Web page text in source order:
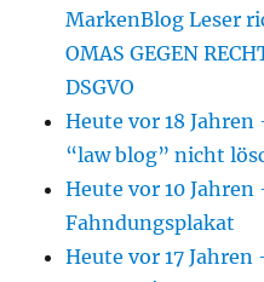
MarkenBlog Leser
OMAS GEGEN
DSGVO
Heute vor 18
“law blog” nicht
Heute vor 10
Fahndungsplakat
Heute vor 17